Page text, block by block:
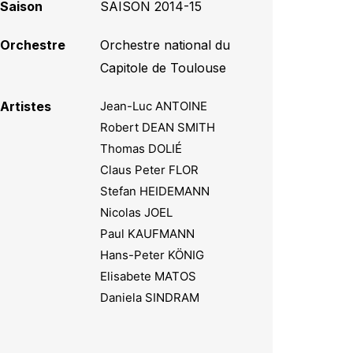
Saison SAISON 2014-15
Orchestre
Orchestre national du
Capitole de Toulouse
Artistes
Jean-Luc ANTOINE
Robert DEAN SMITH
Thomas DOLIÉ
Claus Peter FLOR
Stefan HEIDEMANN
Nicolas JOEL
Paul KAUFMANN
Hans-Peter KÖNIG
Elisabete MATOS
Daniela SINDRAM